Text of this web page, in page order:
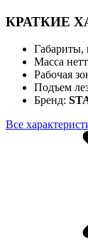
КРАТКИЕ
Габариты,
Масса
Рабочая
Подъем
Бренд:
Все